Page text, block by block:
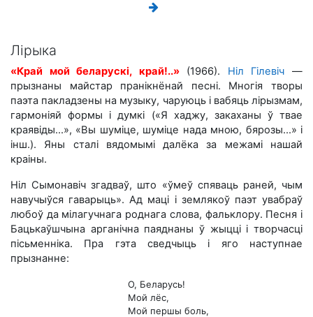
Лiрыка
«Край мой беларускі, край!..»(1966). Ніл Гілевіч —
прызнаны майстар пранікнёнай песні. Многія творы
паэта пакладзены на музыку, чаруюць і вабяць лірызмам,
гармоніяй формы і думкі («Я хаджу, закаханы ў твае
краявіды...», «Вы шуміце, шуміце нада мною, бярозы...» і
інш.). Яны сталі вядомымі далёка за межамі нашай
краіны.
Ніл Сымонавіч згадваў, што «ўмеў спяваць раней, чым
навучыўся гаварыць». Ад маці і землякоў паэт увабраў
любоў да мілагучнага роднага слова, фальклору. Песня і
Бацькаўшчына арганічна паяднаны ў жыцці і творчасці
пісьменніка. Пра гэта сведчыць і яго наступнае
прызнанне:
О, Беларусь!
Мой лёс,
Мой першы боль,